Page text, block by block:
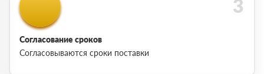
Согласование сроков
Согласовываются сроки поставки